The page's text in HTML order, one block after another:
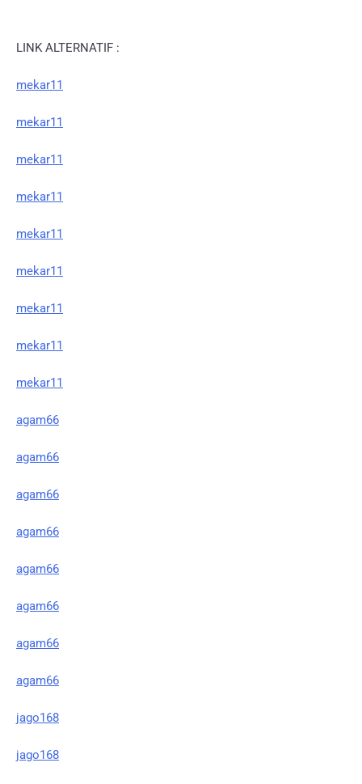
LINK ALTERNATIF :
mekar11
mekar11
mekar11
mekar11
mekar11
mekar11
mekar11
mekar11
mekar11
agam66
agam66
agam66
agam66
agam66
agam66
agam66
agam66
jago168
jago168